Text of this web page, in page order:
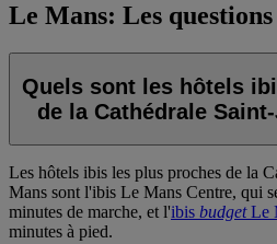
Le Mans: Les
Quels sont les hôtels
de la Cathédrale
Les hôtels ibis les plus proches de la
Mans sont l'ibis Le Mans Centre, qui
minutes de marche, et l'ibis budgetLe
minutes à pied.